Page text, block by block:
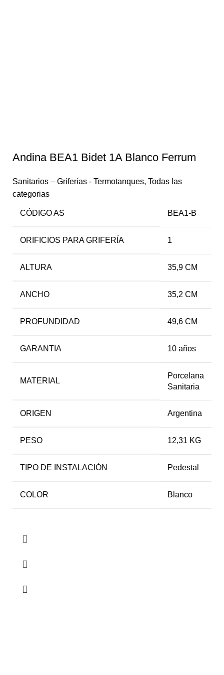
Andina BEA1 Bidet 1A Blanco Ferrum
Sanitarios – Griferías - Termotanques, Todas las
categorias
CÓDIGO AS BEA1-B
ORIFICIOS PARA GRIFERÍA 1
ALTURA 35,9 CM
ANCHO 35,2 CM
PROFUNDIDAD 49,6 CM
GARANTIA 10 años
MATERIAL
Porcelana
Sanitaria
ORIGEN Argentina
PESO 12,31 KG
TIPO DE INSTALACIÓN Pedestal
COLOR Blanco